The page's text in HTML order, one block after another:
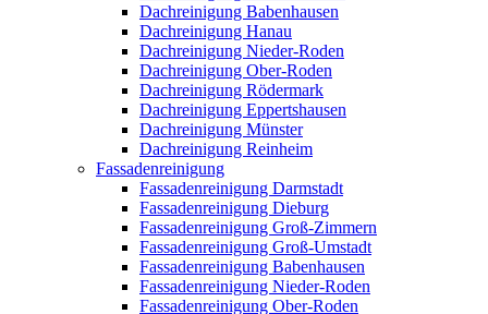
Dachreinigung Babenhausen
Dachreinigung Hanau
Dachreinigung Nieder-Roden
Dachreinigung Ober-Roden
Dachreinigung Rödermark
Dachreinigung Eppertshausen
Dachreinigung Münster
Dachreinigung Reinheim
Fassadenreinigung
Fassadenreinigung Darmstadt
Fassadenreinigung Dieburg
Fassadenreinigung Groß-Zimmern
Fassadenreinigung Groß-Umstadt
Fassadenreinigung Babenhausen
Fassadenreinigung Nieder-Roden
Fassadenreinigung Ober-Roden